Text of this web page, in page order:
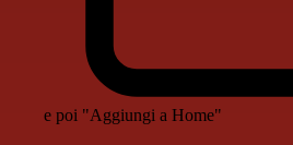
e poi "Aggiungi a Home"